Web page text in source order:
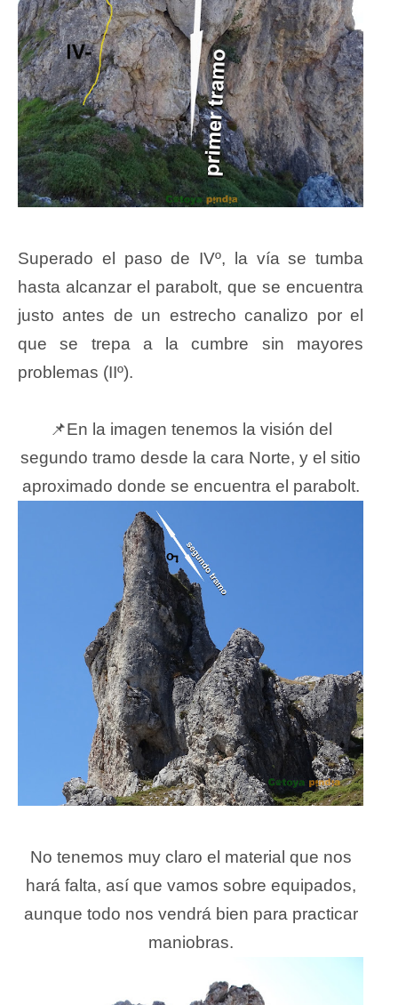
Superado el paso de IVº, la vía se tumba
hasta alcanzar el parabolt, que se encuentra
justo antes de un estrecho canalizo por el
que se trepa a la cumbre sin mayores
problemas (IIº).
📌En la imagen tenemos la visión del
segundo tramo desde la cara Norte, y el sitio
aproximado donde se encuentra el parabolt.
No tenemos muy claro el material que nos
hará falta, así que vamos sobre equipados,
aunque todo nos vendrá bien para practicar
maniobras.